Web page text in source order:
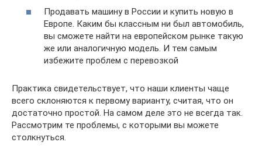
Продавать машину в России и купить новую в
Европе. Каким бы классным ни был автомобиль,
вы сможете найти на европейском рынке такую
же или аналогичную модель. И тем самым
избежите проблем с перевозкой
Практика свидетельствует, что наши клиенты чаще
всего склоняются к первому варианту, считая, что он
достаточно простой. На самом деле это не всегда так.
Рассмотрим те проблемы, с которыми вы можете
столкнуться.